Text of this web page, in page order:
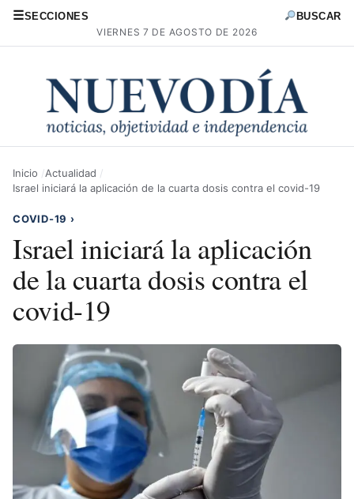
☰SECCIONES
VIERNES 7 DE AGOSTO DE 2026
BUSCAR
Inicio
Actualidad
Israel iniciará la aplicación de la cuarta dosis contra el covid-19
COVID-19 ›
Israel iniciará la aplicación
de la cuarta dosis contra el
covid-19